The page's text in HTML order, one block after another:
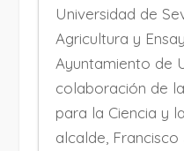
Universidad de
Agricultura y
Ayuntamiento de
colaboración de
para la Ciencia y
alcalde,